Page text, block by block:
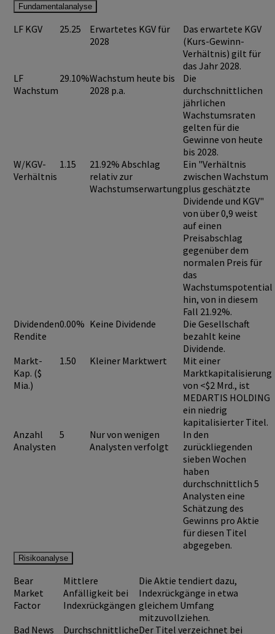
Fundamentalanalyse
LF KGV 25.25
Erwartetes KGV für
2028
Das erwartete KGV
(Kurs-Gewinn-
Verhältnis) gilt für
das Jahr 2028.
LF
Wachstum
29.10%Wachstum heute bis
2028 p.a.
Die
durchschnittlichen
jährlichen
Wachstumsraten
gelten für die
Gewinne von heute
bis 2028.
W/KGV-
Verhältnis
1.15
21.92% Abschlag
relativ zur
Wachstumserwartung
Ein "Verhältnis
zwischen Wachstum
plus geschätzte
Dividende und KGV"
von über 0,9 weist
auf einen
Preisabschlag
gegenüber dem
normalen Preis für
das
Wachstumspotential
hin, von in diesem
Fall 21.92%.
Dividenden
Rendite
0.00% Keine Dividende
Die Gesellschaft
bezahlt keine
Dividende.
Markt-
Kap. ($
Mia.)
1.50 Kleiner Marktwert
Mit einer
Marktkapitalisierung
von <$2 Mrd., ist
MEDARTIS HOLDING
ein niedrig
kapitalisierter Titel.
Anzahl
Analysten
5
Nur von wenigen
Analysten verfolgt
In den
zurückliegenden
sieben Wochen
haben
durchschnittlich 5
Analysten eine
Schätzung des
Gewinns pro Aktie
für diesen Titel
abgegeben.
Risikoanalyse
Bear
Market
Factor
Mittlere
Anfälligkeit bei
Indexrückgängen
Die Aktie tendiert dazu,
Indexrückgänge in etwa
gleichem Umfang
mitzuvollziehen.
Bad News
DurchschnittlicheDer Titel verzeichnet bei